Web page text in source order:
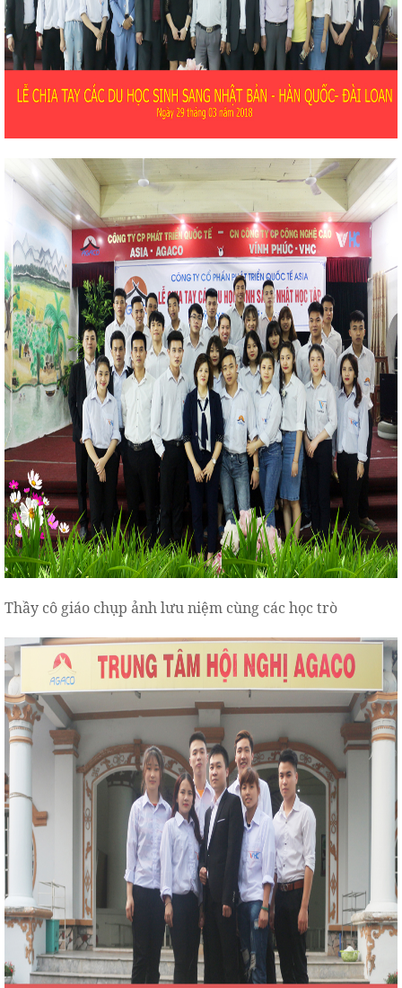
Thầy cô giáo chụp ảnh lưu niệm cùng các học trò